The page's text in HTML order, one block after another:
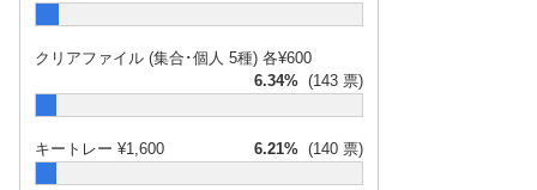
クリアファイル (集合･個人 5種) 各¥600
6.34% (143 票)
キートレー ¥1,600 6.21% (140 票)